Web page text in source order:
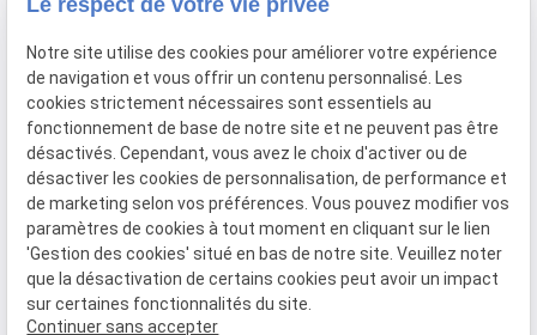
91160 BALLAINVILLIERS
Du Mardi au Samedi
De 9h00 à 12h30 et de 13h30 à 18h00
Le Lundi sur rendez-vous.
Mentions
légales
Politique de
confidentialité
Gestion
des
cookies
Plan du
site
Siret :77556328100028
Le respect de votre vie privée
Notre site utilise des cookies pour améliorer votre expérience
de navigation et vous offrir un contenu personnalisé. Les
cookies strictement nécessaires sont essentiels au
fonctionnement de base de notre site et ne peuvent pas être
désactivés. Cependant, vous avez le choix d'activer ou de
désactiver les cookies de personnalisation, de performance et
de marketing selon vos préférences. Vous pouvez modifier vos
paramètres de cookies à tout moment en cliquant sur le lien
'Gestion des cookies' situé en bas de notre site. Veuillez noter
que la désactivation de certains cookies peut avoir un impact
sur certaines fonctionnalités du site.
Continuer sans accepter